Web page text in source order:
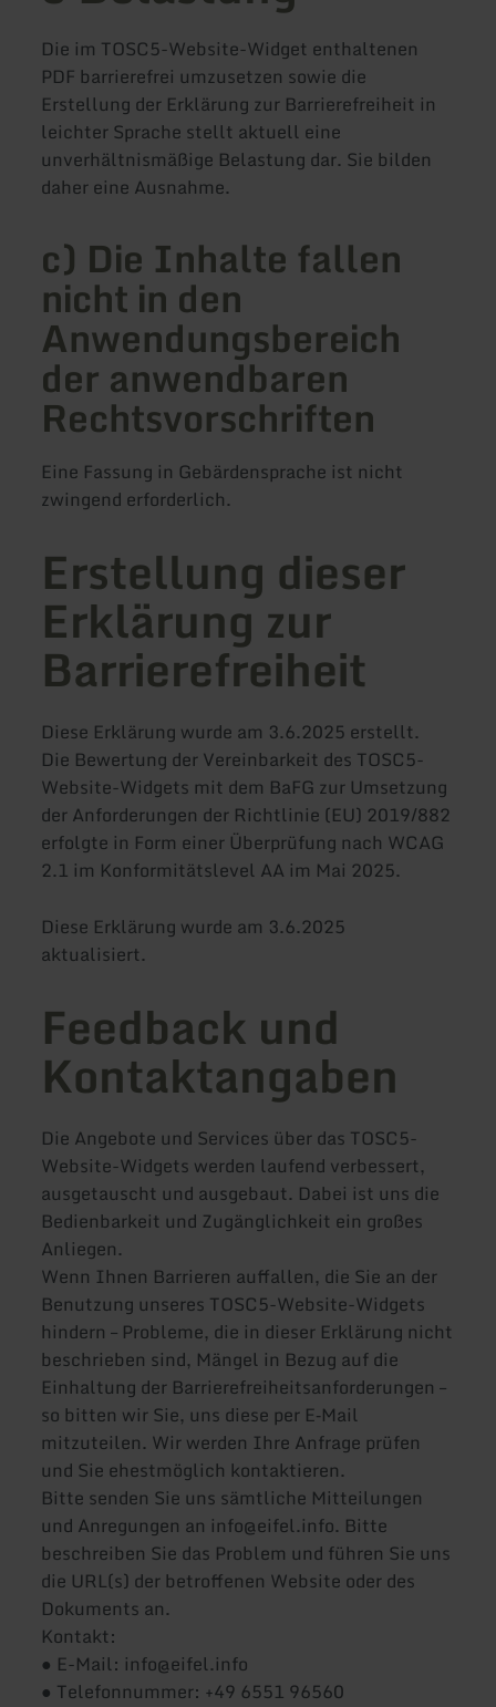
Die im TOSC5-Website-Widget enthaltenen
PDF barrierefrei umzusetzen sowie die
Erstellung der Erklärung zur Barrierefreiheit in
leichter Sprache stellt aktuell eine
unverhältnismäßige Belastung dar. Sie bilden
daher eine Ausnahme.
c) Die Inhalte fallen
nicht in den
Anwendungsbereich
der anwendbaren
Rechtsvorschriften
Eine Fassung in Gebärdensprache ist nicht
zwingend erforderlich.
Erstellung dieser
Erklärung zur
Barrierefreiheit
Diese Erklärung wurde am 3.6.2025 erstellt.
Die Bewertung der Vereinbarkeit des TOSC5-
Website-Widgets mit dem BaFG zur Umsetzung
der Anforderungen der Richtlinie (EU) 2019/882
erfolgte in Form einer Überprüfung nach WCAG
2.1 im Konformitätslevel AA im Mai 2025.
Diese Erklärung wurde am 3.6.2025
aktualisiert.
Feedback und
Kontaktangaben
Die Angebote und Services über das TOSC5-
Website-Widgets werden laufend verbessert,
ausgetauscht und ausgebaut. Dabei ist uns die
Bedienbarkeit und Zugänglichkeit ein großes
Anliegen.
Wenn Ihnen Barrieren auffallen, die Sie an der
Benutzung unseres TOSC5-Website-Widgets
hindern – Probleme, die in dieser Erklärung nicht
beschrieben sind, Mängel in Bezug auf die
Einhaltung der Barrierefreiheitsanforderungen –
so bitten wir Sie, uns diese per E‑Mail
mitzuteilen. Wir werden Ihre Anfrage prüfen
und Sie ehestmöglich kontaktieren.
Bitte senden Sie uns sämtliche Mitteilungen
und Anregungen an info@eifel.info. Bitte
beschreiben Sie das Problem und führen Sie uns
die URL(s) der betroffenen Website oder des
Dokuments an.
Kontakt:
● E-Mail: info@eifel.info
● Telefonnummer: +49 6551 96560